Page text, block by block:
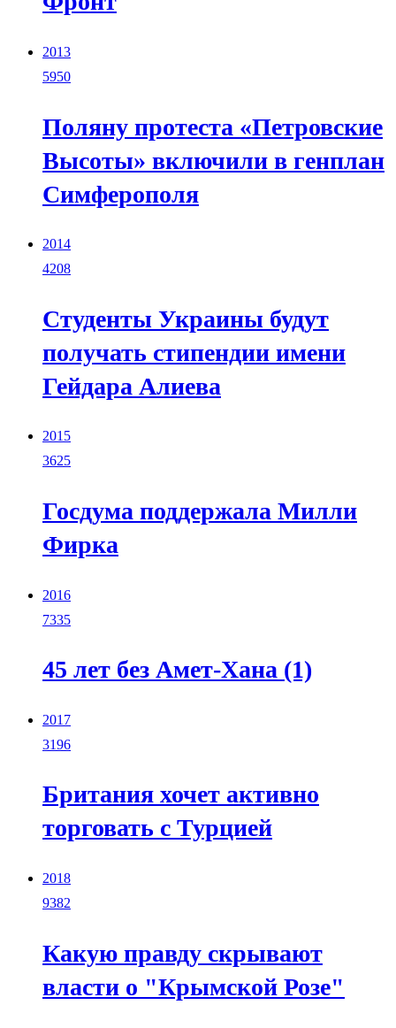
2013
5950
Поляну протеста «Петровские
Высоты» включили в генплан
Симферополя
2014
4208
Студенты Украины будут
получать стипендии имени
Гейдара Алиева
2015
3625
Госдума поддержала Милли
Фирка
2016
7335
45 лет без Амет-Хана (1)
2017
3196
Британия хочет активно
торговать с Турцией
2018
9382
Какую правду скрывают
власти о "Крымской Розе"